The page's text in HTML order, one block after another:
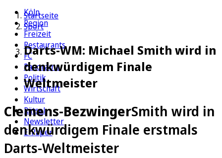
Köln
Region
Freizeit
Restaurants
FC
Panorama
Politik
Wirtschaft
Kultur
Rätsel
Newsletter
E-Paper
Startseite
Sport
Darts-WM: Michael Smith wird in
denkwürdigem Finale
Weltmeister
Clemens-BezwingerSmith wird in
denkwürdigem Finale erstmals
Darts-Weltmeister